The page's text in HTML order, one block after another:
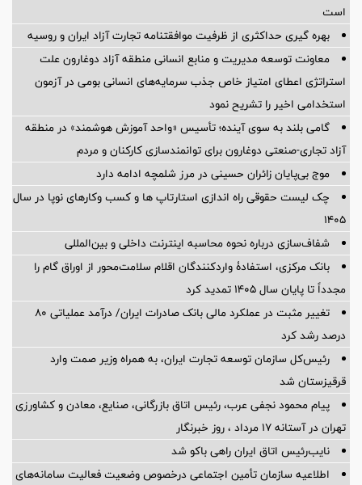
است
بهره گیری حداکثری از ظرفیت موافقتنامه تجارت آزاد ایران و روسیه
معاونت توسعه مدیریت و منابع انسانی منطقه آزاد دوغارون علت
استراتژی اعطای امتیاز خاص جذب سرمایه‌های انسانی بومی در آزمون
استخدامی اخیر را تشریح نمود
گامی بلند به سوی آینده؛ تأسیس «واحد آموزش هوشمند» در منطقه
آزاد تجاری-صنعتی دوغارون برای توانمندسازی کارکنان و مردم
موج بی‌پایان زائران حسینی در مرز شلمچه ادامه دارد
چک لیست حقوقی راه اندازی استارتاپ ها و کسب وکارهای نوپا در سال
۱۴۰۵
شفاف‌سازی درباره نحوه محاسبه اینترنت داخلی و بین‌المللی
بانک مرکزی، استفادۀ واردکنندگان اقلام سلامت‌محور از اوراق گام را
مجدداً تا پایان سال ۱۴۰۵ تمدید کرد
تغییر مثبت در عملکرد مالی بانک صادرات ایران/ درآمد عملیاتی 80
درصد رشد کرد
رئیس‌کل سازمان توسعه تجارت ایران، به همراه وزیر صمت وارد
قرقیزستان شد
پیام محمود نجفی عرب، رئیس اتاق بازرگانی، صنایع، معادن و کشاورزی
تهران در آستانه 17 مرداد ، روز خبرنگار
نایب‌رئیس اتاق ایران راهی باکو شد
اطلاعیه سازمان تأمین اجتماعی درخصوص وضعیت فعالیت سامانه‌های